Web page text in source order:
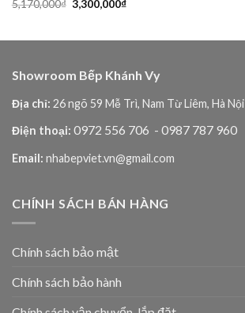
5,170,000₫ Giá
gốc
3,300,000₫Giá
3,300,000₫.
Showroom Bếp Khánh Vy
Địa chỉ: 26 ngõ 59 Mễ Trì, Nam Từ Liêm, Hà Nội
Điện thoại: 0972 556 706 - 0987 787 960
Email: nhabepviet.vn@gmail.com
CHÍNH SÁCH BÁN HÀNG
Chính sách bảo mật
Chính sách bảo hành